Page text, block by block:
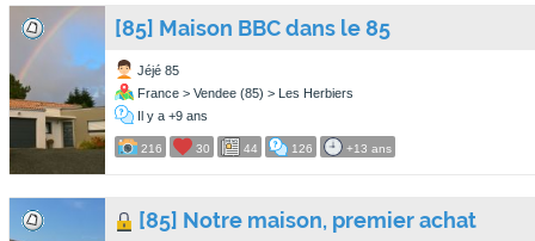
[85] Maison BBC dans le 85
Jéjé 85
France > Vendee (85) > Les Herbiers
Il y a +9 ans
216 30 44 126 +13 ans
[85] Notre maison, premier achat